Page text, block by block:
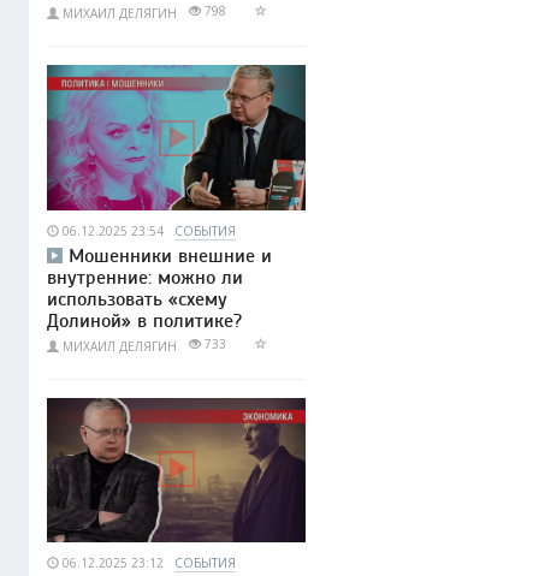
МИХАИЛ ДЕЛЯГИН 798
06.12.2025 23:54 СОБЫТИЯ
Мошенники внешние и
внутренние: можно ли
использовать «схему
Долиной» в политике?
МИХАИЛ ДЕЛЯГИН 733
06.12.2025 23:12 СОБЫТИЯ